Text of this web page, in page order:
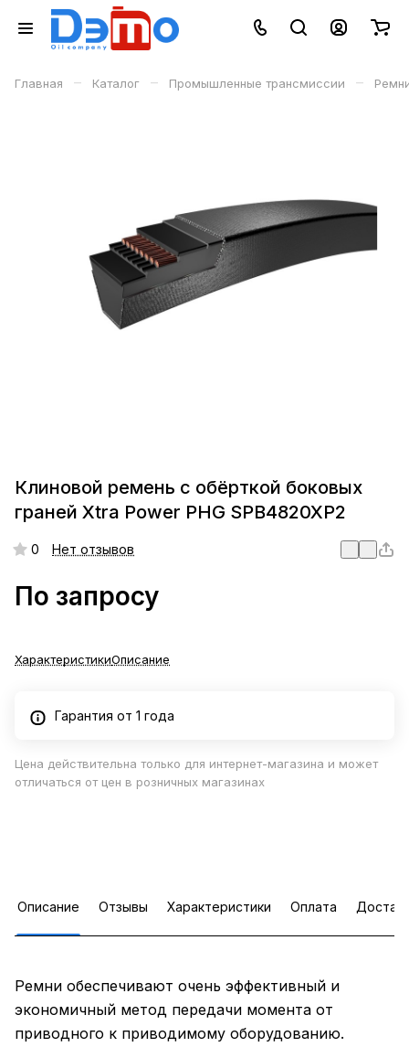
Главная – Каталог – Промышленные трансмиссии –
Клиновой ремень с обёрткой боковых
граней Xtra Power PHG SPB4820XP2
0 Нет отзывов
По запросу
ХарактеристикиОписание
Гарантия от 1 года
Цена действительна только для интернет-магазина и может
отличаться от цен в розничных магазинах
Описание Отзывы Характеристики Оплата
Ремни обеспечивают очень эффективный и
экономичный метод передачи момента от
приводного к приводимому оборудованию.